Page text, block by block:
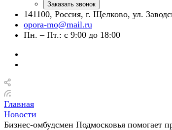
Заказать звонок
141100, Россия, г. Щелково, ул.
opora-mo@mail.ru
Пн. – Пт.: с 9:00 до 18:00
Главная
Новости
Бизнес-омбудсмен Подмосковья помогает